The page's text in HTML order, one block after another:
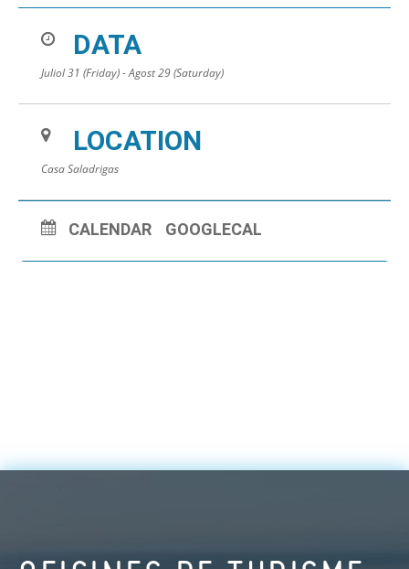
DATA
Juliol 31 (Friday) - Agost 29 (Saturday)
LOCATION
Casa Saladrigas
CALENDAR GOOGLECAL